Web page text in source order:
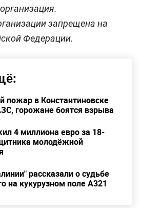
запрещена на
Федерации.
пожар в Константиновске
горожане боятся взрыва
4 миллиона евро за 18-
молодёжной
рассказали о судьбе
на кукурузном поле А321